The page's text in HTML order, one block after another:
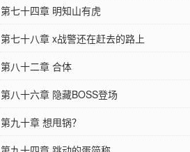
第七十四章 明知山有虎
第七十八章 x战警还在赶去的路上
第八十二章 合体
第八十六章 隐藏BOSS登场
第九十章 想甩锅？